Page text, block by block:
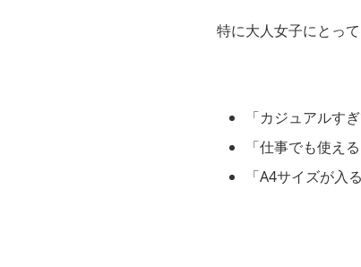
特に大人女子にとっ
「カジュアルす
「仕事でも使え
「A4サイズが入